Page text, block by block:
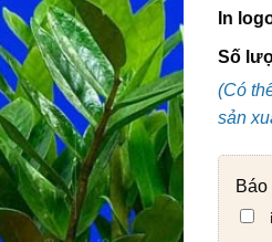
In
Số
(Có
sản